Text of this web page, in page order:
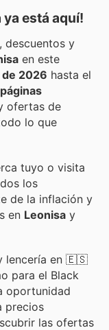
ya está aquí!
descuentos y
en este
de 2026 hasta el
ofertas de
lo que
tuyo o visita
los
de la inflación y
en Leonisa y
lencería en 🇪🇸
para el Black
oportunidad
precios
las ofertas